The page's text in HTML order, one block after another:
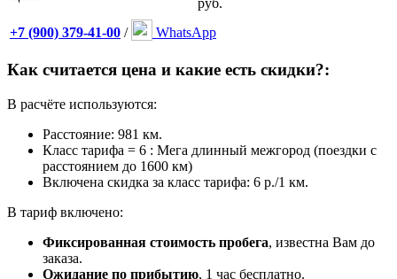
руб.
+7 (900) 379-41-00 / WhatsApp
Как считается цена и какие есть скидки?:
В расчёте используются:
Расстояние: 981 км.
Класс тарифа = 6 : Мега длинный межгород (поездки с
расстоянием до 1600 км)
Включена скидка за класс тарифа: 6 р./1 км.
В тариф включено:
Фиксированная стоимость пробега, известна Вам до
заказа.
Ожидание по прибытию, 1 час бесплатно.